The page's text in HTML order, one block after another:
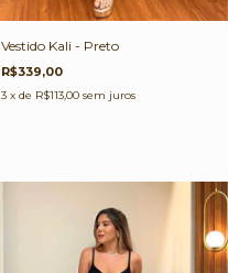
Vestido Kali - Preto
R$339,00
3 x de R$113,00 sem juros